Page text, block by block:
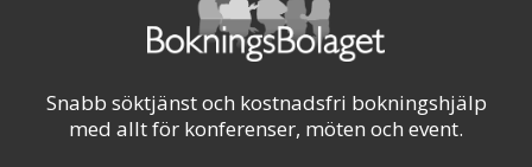
Snabb söktjänst och kostnadsfri bokningshjälp
med allt för konferenser, möten och event.